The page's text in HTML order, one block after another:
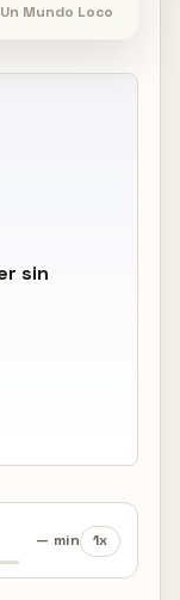
Mundo Loco
sin
— min 1x